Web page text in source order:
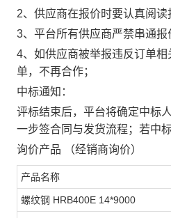
2、供应商在报价时要认真阅
3、平台所有供应商严禁串通
4、如供应商被举报违反订单
单，不再合作；
中标通知：
评标结束后，平台将确定中标
一步签合同与发货流程；若中
询价产品
（经销商询价）
产品名称
螺纹钢 HRB400E 14*9000